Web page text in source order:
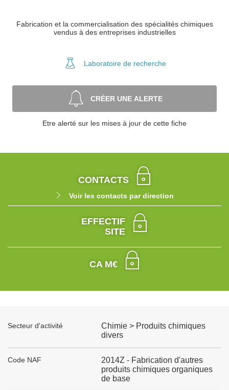
Fabrication et la commercialisation des spécialités chimiques
vendus à des entreprises industrielles
Laboratoire de recherche
CRÉER UNE ALERTE
Etre alerté sur les mises à jour de cette fiche
CONTACTS
Voir les contacts par direction
EFFECTIF
SITE
CA M€
Secteur d'activité
Chimie > Produits chimiques
divers
Code NAF
2014Z - Fabrication d'autres
produits chimiques organiques
de base